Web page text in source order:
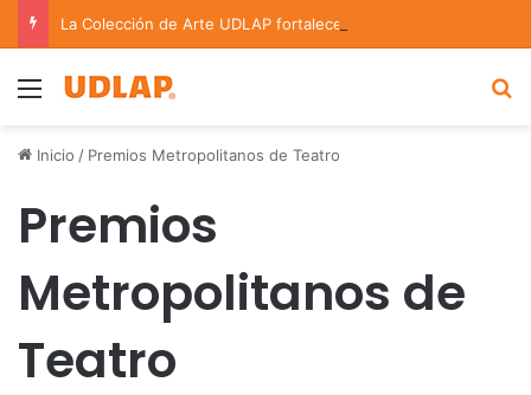
Menu
Inicio / Premios Metropolitanos de Teatro
Premios
Metropolitanos de
Teatro